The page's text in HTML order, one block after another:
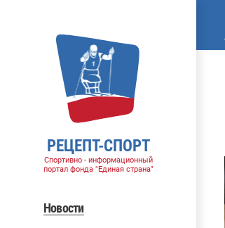
РЕЦЕПТ-СПОРТ
Спортивно - информационный
портал фонда "Единая страна"
Новости